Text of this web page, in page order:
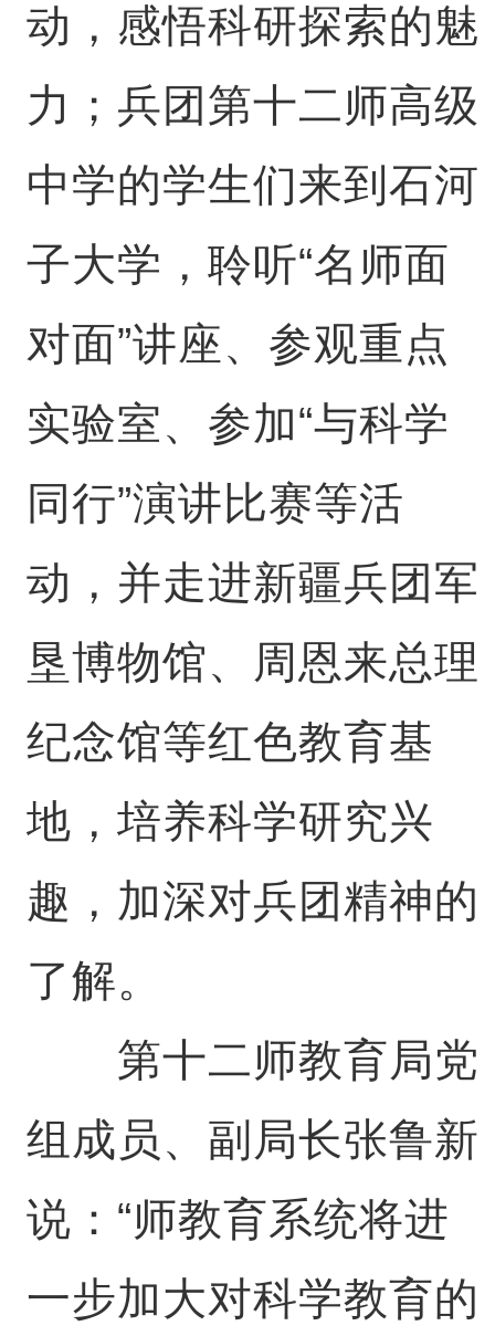
动，感悟科研探索的魅
力；兵团第十二师高级
中学的学生们来到石河
子大学，聆听“名师面
对面”讲座、参观重点
实验室、参加“与科学
同行”演讲比赛等活
动，并走进新疆兵团军
垦博物馆、周恩来总理
纪念馆等红色教育基
地，培养科学研究兴
趣，加深对兵团精神的
了解。
第十二师教育局党
组成员、副局长张鲁新
说：“师教育系统将进
一步加大对科学教育的